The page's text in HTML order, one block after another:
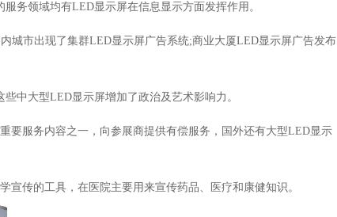
服务领域均有LED显示屏在信息显示方面发挥作用。
城市出现了集群LED显示屏广告系统;商业大厦LED显示屏广告发布
些中大型LED显示屏增加了政治及艺术影响力。
要服务内容之一，向参展商提供有偿服务，国外还有大型LED显示
宣传的工具，在医院主要用来宣传药品、医疗和康健知识。